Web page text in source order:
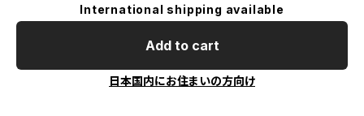
International shipping available
Add to cart
日本国内にお住まいの方向け